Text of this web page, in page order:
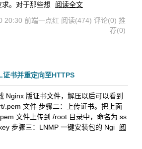
。对于那些想
阅读全文
20:30 前端一点红 阅读(474) 评论(0) 推
荐(0)
书并重定向至HTTPS
Nginx 版证书文件，解压以后可以看到
.pem 文件 步骤二：上传证书。把上面
文件上传到 /root 目录中，命名为 ss
步骤三：LNMP 一键安装包的 Ngi
阅